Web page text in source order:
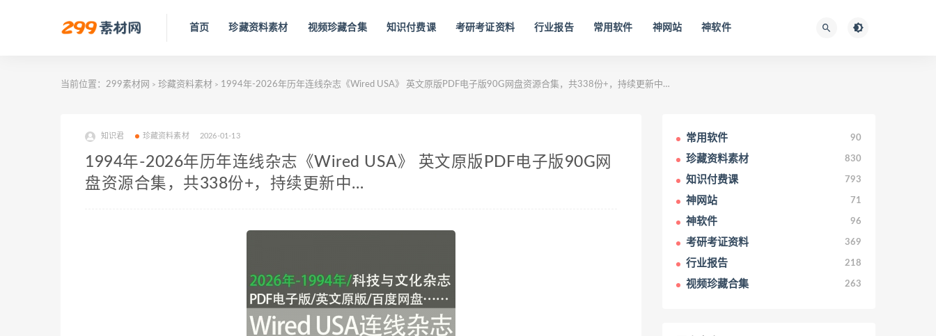
首页 珍藏资料素材 视频珍藏合集 知识付费课 考研考证资料 行业报告 常用软件 神网站 神软件
当前位置： 299素材网 > 珍藏资料素材 > 1994年-2026年历年连线杂志《Wired USA》 英文原版PDF电子版90G网盘资源合集，共338份+，持续更新中…
知识君 珍藏资料素材 2026-01-13
1994年-2026年历年连线杂志《Wired USA》 英文原版PDF电子版90G网
盘资源合集，共338份+，持续更新中…
常用软件 90
珍藏资料素材 830
知识付费课 793
神网站 71
神软件 96
考研考证资料 369
行业报告 218
视频珍藏合集 263